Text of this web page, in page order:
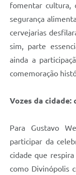
fomentar cultura,
segurança
cervejarias
sim, parte
ainda a
comemoração
Vozes da cidade:
Para Gustavo
participar da
cidade que
como Divinópolis